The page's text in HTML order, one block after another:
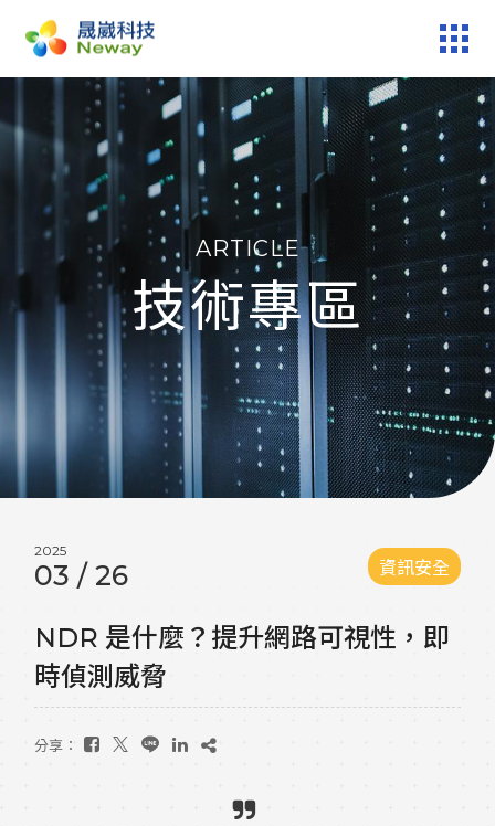
ARTICLE
技術專區
2025
03/ 26 資訊安全
NDR 是什麼？提升網路可視性，即
時偵測威脅
分享：
產品服務
技術專區
新聞中心
關於晟崴
技術報修